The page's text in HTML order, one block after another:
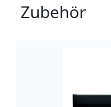
Zubehör